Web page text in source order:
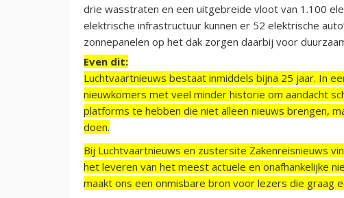
drie wasstraten en een uitgebreide vloot van 1.100
elektrische infrastructuur kunnen er 52 elektrische
zonnepanelen op het dak zorgen daarbij voor
Even dit:
Luchtvaartnieuws bestaat inmiddels bijna 25 jaar. In
nieuwkomers met veel minder historie om aandacht
platforms te hebben die niet alleen nieuws brengen,
doen.
Bij Luchtvaartnieuws en zustersite Zakenreisnieuws
het leveren van het meest actuele en onafhankelijke
maakt ons een onmisbare bron voor lezers die graag